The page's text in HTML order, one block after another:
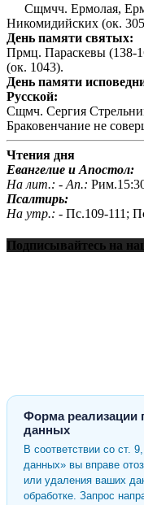
Сщмчч. Ермолая,
Никомидийских (ок.
День памяти святых:
Прмц. Параскевы (138-
(ок. 1043).
День памяти
Русской:
Сщмч. Сергия
Браковенчание не
Чтения дня
Евангелие и Апостол:
На лит.: - Ап.:
Псалтирь:
На утр.: - Пс.109-111;
Подписывайтесь на
Форма реализации
данных
В соответствии со ст.
данных» вы вправе
или удаления ваших
обработке. Запрос